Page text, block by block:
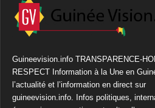
Guineevision.info TRANSPARENCE-
RESPECT Information à la Une en
l’actualité et l’information en direct sur
guineevision.info. Infos politiques,